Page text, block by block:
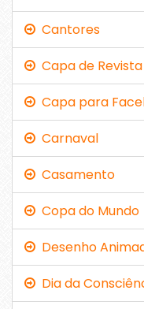
Cantores
Capa de Revista
Capa para
Carnaval
Casamento
Copa do Mundo
Desenho
Dia da